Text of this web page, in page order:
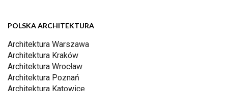
POLSKA ARCHITEKTURA
Architektura Warszawa
Architektura Kraków
Architektura Wrocław
Architektura Poznań
Architektura Katowice